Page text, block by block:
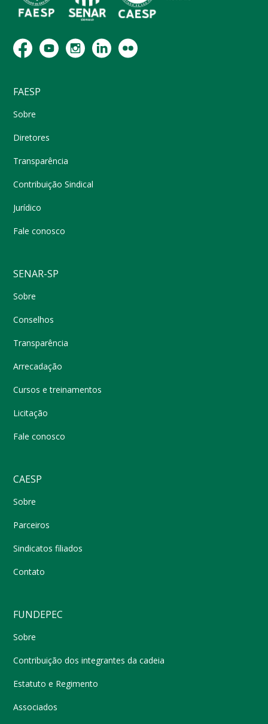
FAESP
Sobre
Diretores
Transparência
Contribuição Sindical
Jurídico
Fale conosco
SENAR-SP
Sobre
Conselhos
Transparência
Arrecadação
Cursos e treinamentos
Licitação
Fale conosco
CAESP
Sobre
Parceiros
Sindicatos filiados
Contato
FUNDEPEC
Sobre
Contribuição dos integrantes da cadeia
Estatuto e Regimento
Associados